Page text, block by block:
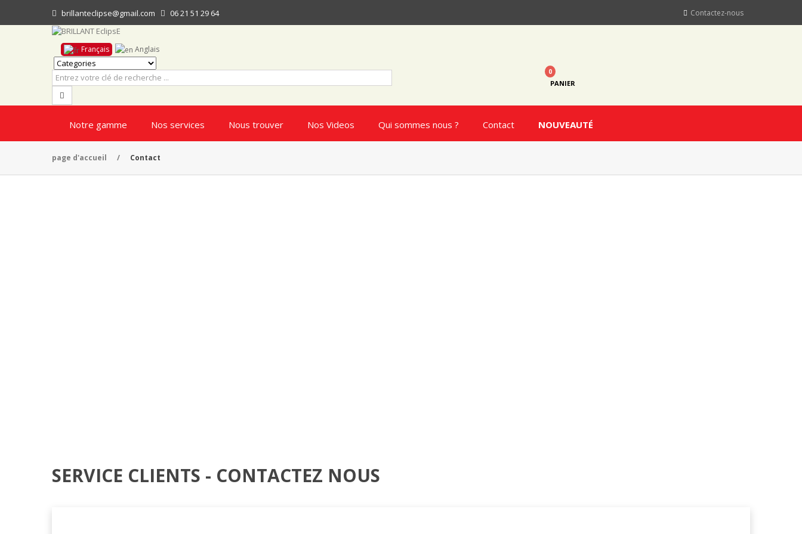
Contactez-nous
brillanteclipse@gmail.com 06 21 51 29 64
Français Anglais
PANIER
0
Notre gamme Nos services Nous trouver Nos Videos Qui sommes nous ? Contact NOUVEAUTÉ
page d'accueil / Contact
SERVICE CLIENTS - CONTACTEZ NOUS